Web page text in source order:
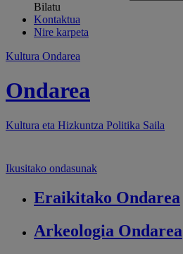
Bilatu
Kontaktua
Nire karpeta
Kultura Ondarea
Ondarea
Kultura eta Hizkuntza Politika Saila
Ikusitako ondasunak
Eraikitako Ondarea
Arkeologia Ondarea